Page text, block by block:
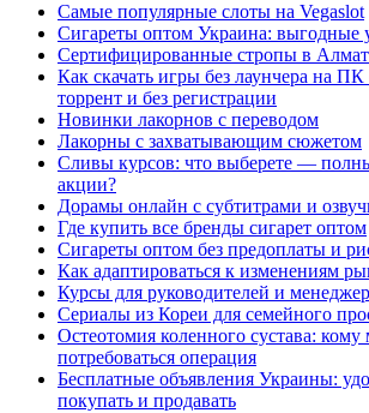
Самые популярные слоты на Vegaslot
Сигареты оптом Украина: выгодные
Сертифицированные стропы в
Как скачать игры без лаунчера на ПК
торрент и без регистрации
Новинки лакорнов с переводом
Лакорны с захватывающим сюжетом
Сливы курсов: что выберете —
акции?
Дорамы онлайн с субтитрами и
Где купить все бренды сигарет оптом
Сигареты оптом без предоплаты и
Как адаптироваться к изменениям
Курсы для руководителей и
Сериалы из Кореи для семейного
Остеотомия коленного сустава: кому
потребоваться операция
Бесплатные объявления Украины:
покупать и продавать